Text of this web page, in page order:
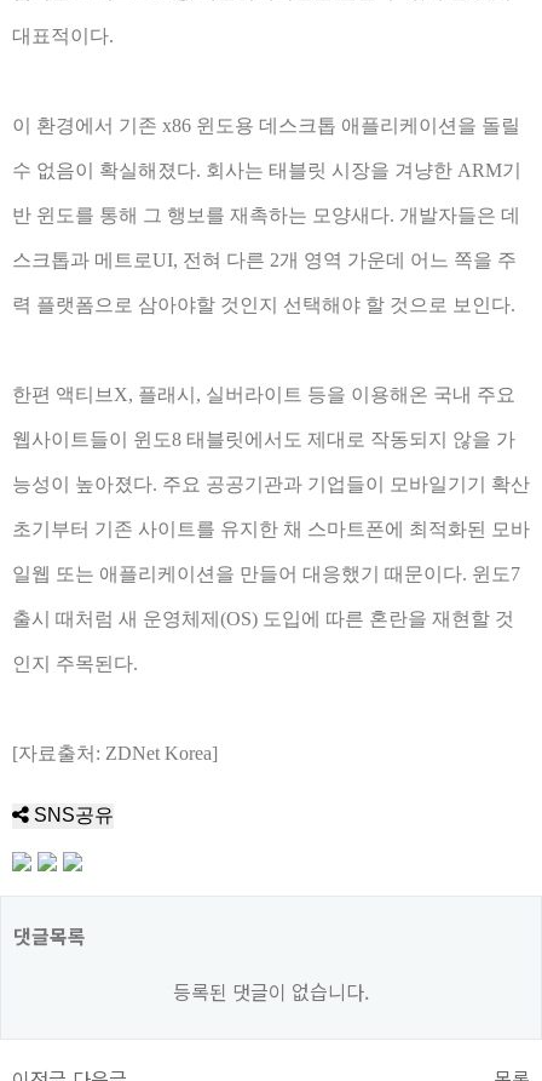
대표적이다.
이 환경에서 기존 x86 윈도용 데스크톱 애플리케이션을 돌릴
수 없음이 확실해졌다. 회사는 태블릿 시장을 겨냥한 ARM기
반 윈도를 통해 그 행보를 재촉하는 모양새다. 개발자들은 데
스크톱과 메트로UI, 전혀 다른 2개 영역 가운데 어느 쪽을 주
력 플랫폼으로 삼아야할 것인지 선택해야 할 것으로 보인다.
한편 액티브X, 플래시, 실버라이트 등을 이용해온 국내 주요
웹사이트들이 윈도8 태블릿에서도 제대로 작동되지 않을 가
능성이 높아졌다. 주요 공공기관과 기업들이 모바일기기 확산
초기부터 기존 사이트를 유지한 채 스마트폰에 최적화된 모바
일웹 또는 애플리케이션을 만들어 대응했기 때문이다. 윈도7
출시 때처럼 새 운영체제(OS) 도입에 따른 혼란을 재현할 것
인지 주목된다.
[자료출처: ZDNet Korea]
SNS공유
댓글목록
등록된 댓글이 없습니다.